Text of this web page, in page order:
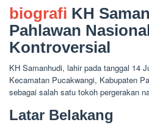
biografi KH
Pahlawan
Kontroversial
KH Samanhudi, lahir pada tanggal 14
Kecamatan Pucakwangi, Kabupaten
sebagai salah satu tokoh pergerakan
Latar Belakang